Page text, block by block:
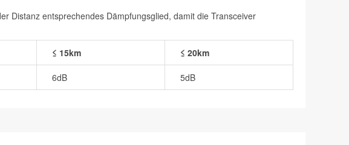
Distanz entsprechendes Dämpfungsglied, damit die Transceiver
≤ 15km ≤ 20km
6dB 5dB